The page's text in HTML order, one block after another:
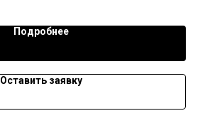
Подробнее
Оставить заявку